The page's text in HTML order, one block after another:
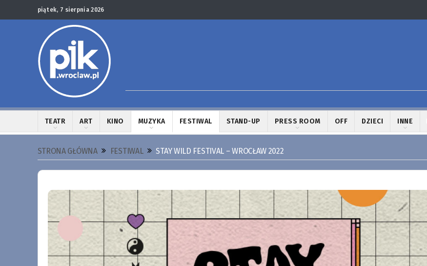
piątek, 7 sierpnia 2026
TEATR ART KINO MUZYKA FESTIWAL STAND-UP PRESS ROOM OFF DZIECI INNE
STRONA GŁÓWNA FESTIWAL STAY WILD FESTIVAL – WROCŁAW 2022